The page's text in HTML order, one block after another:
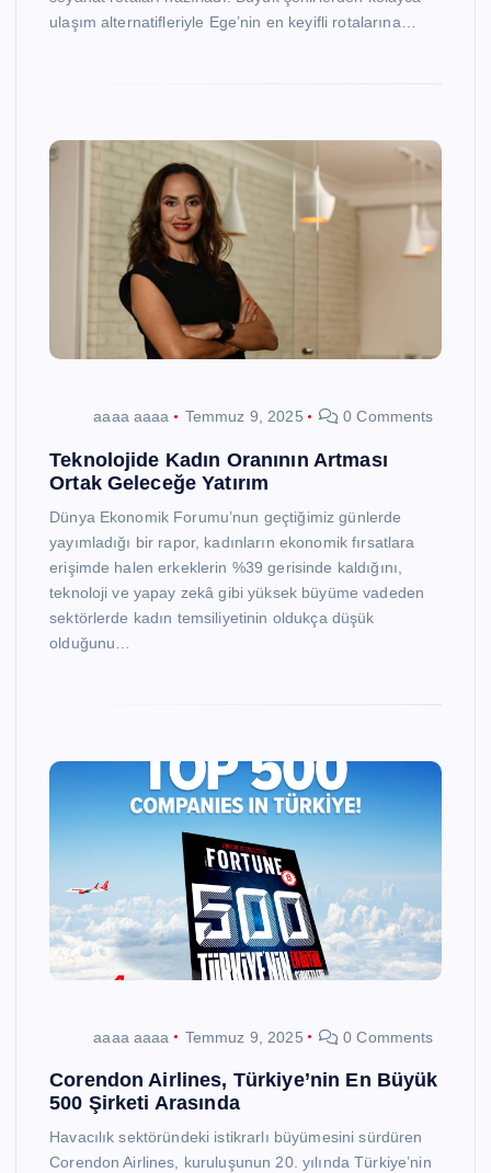
ulaşım alternatifleriyle Ege’nin en keyifli rotalarına…
aaaa aaaa Temmuz 9, 2025 0 Comments
Teknolojide Kadın Oranının Artması
Ortak Geleceğe Yatırım
Dünya Ekonomik Forumu’nun geçtiğimiz günlerde
yayımladığı bir rapor, kadınların ekonomik fırsatlara
erişimde halen erkeklerin %39 gerisinde kaldığını,
teknoloji ve yapay zekâ gibi yüksek büyüme vadeden
sektörlerde kadın temsiliyetinin oldukça düşük
olduğunu…
aaaa aaaa Temmuz 9, 2025 0 Comments
Corendon Airlines, Türkiye’nin En Büyük
500 Şirketi Arasında
Havacılık sektöründeki istikrarlı büyümesini sürdüren
Corendon Airlines, kuruluşunun 20. yılında Türkiye’nin